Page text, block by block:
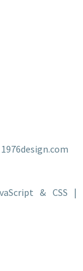
& CSS |